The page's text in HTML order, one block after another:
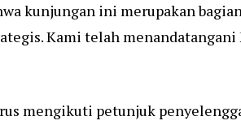
kunjungan ini merupakan
Kami telah
mengikuti petunjuk